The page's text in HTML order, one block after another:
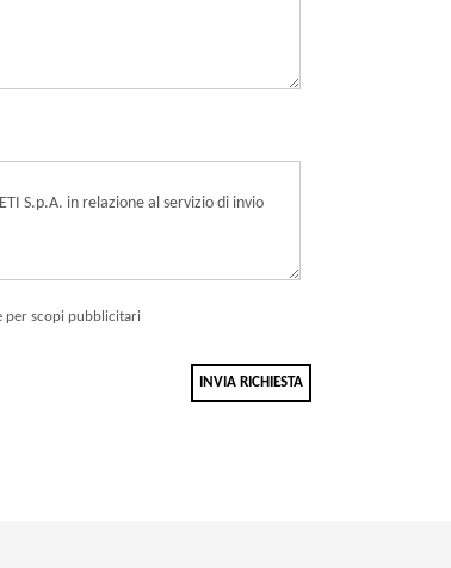
per scopi pubblicitari
INVIA RICHIESTA